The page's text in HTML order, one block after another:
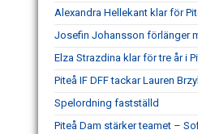
Alexandra Hellekant klar för
Josefin Johansson förlänger
Elza Strazdina klar för tre år i
Piteå IF DFF tackar Lauren
Spelordning fastställd
Piteå Dam stärker teamet –